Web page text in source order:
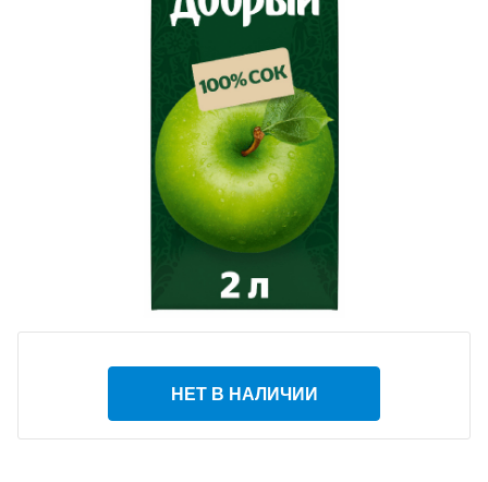
НЕТ В НАЛИЧИИ